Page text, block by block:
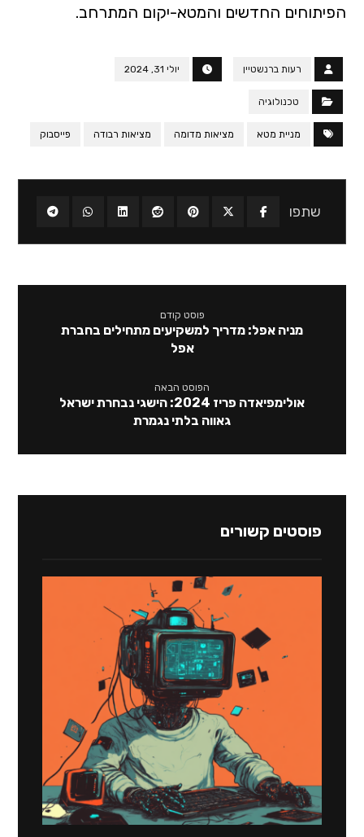
הפיתוחים החדשים והמטא-יקום המתרחב.
רעות ברנשטיין יולי 31, 2024
טכנולוגיה
מניית מטא מציאות מדומה מציאות רבודה פייסבוק
פוסט קודם
מניה אפל: מדריך למשקיעים מתחילים בחברת
אפל
הפוסט הבאה
אולימפיאדה פריז 2024: הישגי נבחרת ישראל
גאווה בלתי נגמרת
פוסטים קשורים